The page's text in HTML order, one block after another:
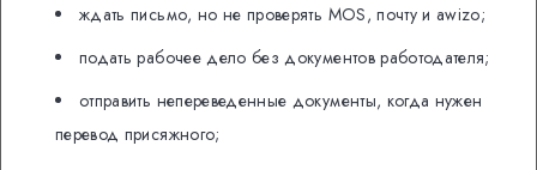
ждать письмо, но не проверять MOS, почту и awizo;
подать рабочее дело без документов работодателя;
отправить непереведенные документы, когда нужен
перевод присяжного;